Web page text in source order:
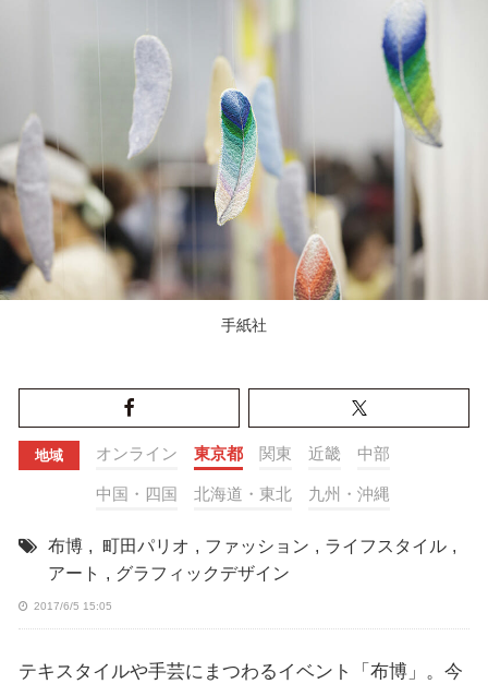
手紙社
地域 オンライン 東京都 関東 近畿 中部
中国・四国 北海道・東北 九州・沖縄
布博 , 町田パリオ , ファッション , ライフスタイル ,
アート , グラフィックデザイン
2017/6/5 15:05
テキスタイルや手芸にまつわるイベント「布博」。今